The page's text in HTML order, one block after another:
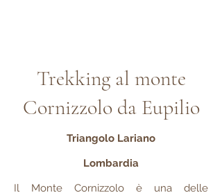
Trekking al monte
Cornizzolo da Eupilio
Triangolo Lariano
Lombardia
Il Monte Cornizzolo è una delle